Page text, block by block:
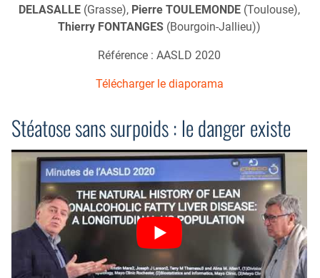
DELASALLE (Grasse), Pierre TOULEMONDE (Toulouse),
Thierry FONTANGES (Bourgoin-Jallieu))
Référence : AASLD 2020
Télécharger le diaporama
Stéatose sans surpoids : le danger existe